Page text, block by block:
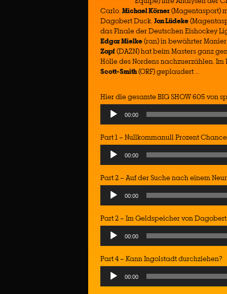
Carlo.Michael Körner(Magentasport)
Dagobert Duck.Jan Lüdeke
das Finale der Deutschen Eishockey
Edgar Mielke(ran) in bewährter
Zapf(DAZN) hat beim Masters ganz
Hölle des Nordens nachzuerzählen.
Scott-Smith(ORF) geplaudert …
Hier die gesamte BIG SHOW 605 von
Audio
Player
00:00
Part 1 – Nullkommanull Prozent
Audio
Player
00:00
Part 2 – Auf der Suche nach einem
Audio
Player
00:00
Part 2 – Im Geldspeicher von
Audio
Player
00:00
Part 4 – Kann Ingolstadt durchziehen?
Audio
Player
00:00